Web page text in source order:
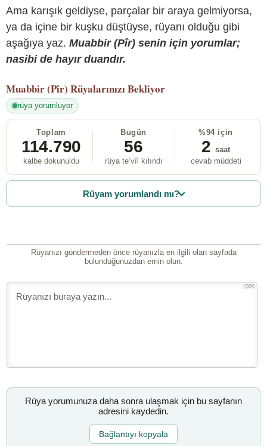
Ama karışık geldiyse, parçalar bir araya gelmiyorsa,
ya da içine bir kuşku düştüyse, rüyanı olduğu gibi
aşağıya yaz. Muabbir (Pîr) senin için yorumlar;
nasibi de hayır duandır.
Muabbir (Pîr) Rüyalarınızı Bekliyor
rüya yorumluyor
Toplam
114.790
kalbe dokunuldu
Bugün
56
rüya te’vîl kılındı
%94 için
2 saat
cevab müddeti
Rüyam yorumlandı mı?
Rüyanızı göndermeden önce rüyanızla en ilgili olan sayfada
bulunduğunuzdan emin olun.
1000
Rüya yorumunuza daha sonra ulaşmak için bu sayfanın
adresini kaydedin.
Bağlantıyı kopyala